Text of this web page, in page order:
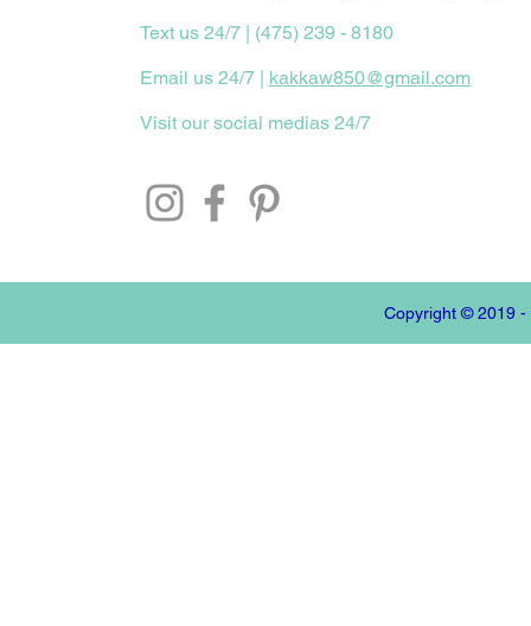
Text us 24/7 | (475) 239 - 8180
Email us 24/7 | kakkaw850@gmail.com
Visit our social medias 24/7
Copyright © 2019 -